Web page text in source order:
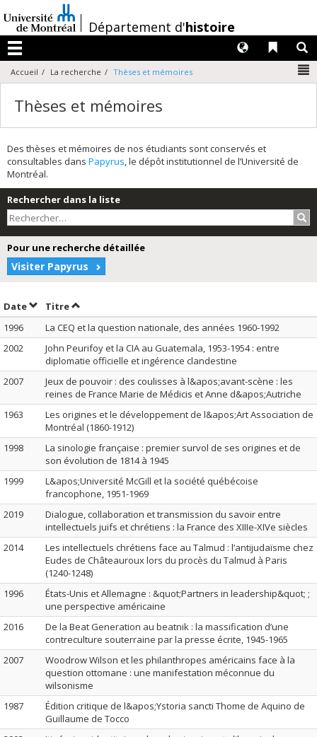
au
contenu
/Département d'histoire
Menu
Liens
Langues
Accueil La recherche Thèses et mémoires
Thèses et mémoires
Des thèses et mémoires de nos étudiants sont conservés et
consultables dans Papyrus, le dépôt institutionnel de l’Université de
Montréal.
Rechercher dans la liste
Pour une recherche détaillée
Visiter Papyrus
DateTrier par date en ordre décroissant
TitreTrier par titre en ordre décroissant
1996
La CEQ et la question nationale, des années 1960-1992
2002
John Peurifoy et la CIA au Guatemala, 1953-1954 : entre
diplomatie officielle et ingérence clandestine
2007
Jeux de pouvoir : des coulisses à l&apos;avant-scène : les
reines de France Marie de Médicis et Anne d&apos;Autriche
1963
Les origines et le développement de l&apos;Art Association de
Montréal (1860-1912)
1998
La sinologie française : premier survol de ses origines et de
son évolution de 1814 à 1945
1999
L&apos;Université McGill et la société québécoise
francophone, 1951-1969
2019
Dialogue, collaboration et transmission du savoir entre
intellectuels juifs et chrétiens : la France des XIIIe-XIVe siècles
2014
Les intellectuels chrétiens face au Talmud : l’antijudaïsme chez
Eudes de Châteauroux lors du procès du Talmud à Paris
(1240-1248)
1996
États-Unis et Allemagne : &quot;Partners in leadership&quot; ;
une perspective américaine
2016
De la Beat Generation au beatnik : la massification d’une
contreculture souterraine par la presse écrite, 1945-1965
2007
Woodrow Wilson et les philanthropes américains face à la
question ottomane : une manifestation méconnue du
wilsonisme
1987
Édition critique de l&apos;Ystoria sancti Thome de Aquino de
Guillaume de Tocco